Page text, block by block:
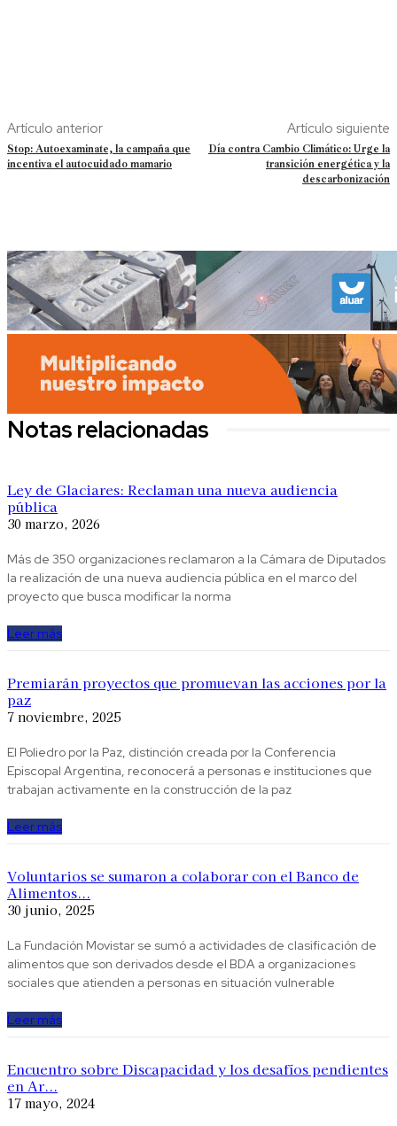
Artículo anterior
Stop: Autoexaminate, la campaña que
incentiva el autocuidado mamario
Artículo siguiente
Día contra Cambio Climático: Urge la
transición energética y la
descarbonización
Notas relacionadas
Ley de Glaciares: Reclaman una nueva audiencia
pública
30 marzo, 2026
Más de 350 organizaciones reclamaron a la Cámara de Diputados
la realización de una nueva audiencia pública en el marco del
proyecto que busca modificar la norma
Leer más
Premiarán proyectos que promuevan las acciones por la
paz
7 noviembre, 2025
El Poliedro por la Paz, distinción creada por la Conferencia
Episcopal Argentina, reconocerá a personas e instituciones que
trabajan activamente en la construcción de la paz
Leer más
Voluntarios se sumaron a colaborar con el Banco de
Alimentos...
30 junio, 2025
La Fundación Movistar se sumó a actividades de clasificación de
alimentos que son derivados desde el BDA a organizaciones
sociales que atienden a personas en situación vulnerable
Leer más
Encuentro sobre Discapacidad y los desafíos pendientes
en Ar...
17 mayo, 2024